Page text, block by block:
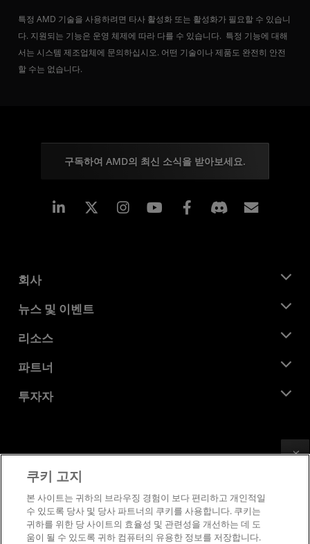
특정 AMD 기술을 사용하려면 타사 활성화 또는 활성화가 필요할 수 있습니
다. 지원되는 기능은 운영 체제에 따라 다를 수 있습니다. 특정 기능에 대해
서는 시스템 제조업체에 문의하십시오. 어떤 기술이나 제품도 완전히 안전
할 수는 없습니다.
구독하여 AMD의 최신 소식을 받아보세요.
Linkedin Instagram Facebook
회사
AMD 소개
기업의 사회적 책임
채용
문의하기
뉴스 및 이벤트
뉴스룸
미디어 라이브러리
리소스
개발자 센트럴
사례 연구
파트너
AMD 파트너 허브
투자자
이사위원회
거버넌스 문서
SEC 신고서
상표
공급망 투명성
공정 및 공개 경쟁
쿠키 고지
본 사이트는 귀하의 브라우징 경험이 보다 편리하고 개인적일
수 있도록 당사 및 당사 파트너의 쿠키를 사용합니다. 쿠키는
귀하를 위한 당 사이트의 효율성 및 관련성을 개선하는 데 도
움이 될 수 있도록 귀하 컴퓨터의 유용한 정보를 저장합니다.